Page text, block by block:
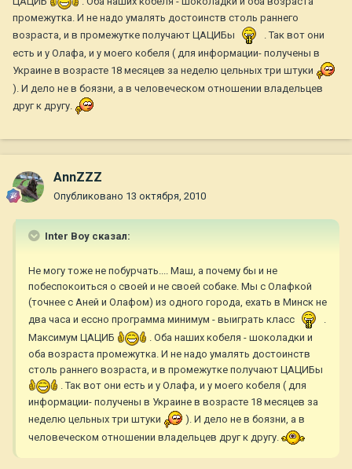
промежутка. И не надо умалять достоинств столь раннего
возраста, и в промежутке получают ЦАЦИБы
. Так вот они
есть и у Олафа, и у моего кобеля ( для информации- получены в
Украине в возрасте 18 месяцев за неделю цельных три штуки
). И дело не в боязни, а в человеческом отношении владельцев
друг к другу.
AnnZZZ
Опубликовано 13 октября, 2010
Inter Boy сказал:
Не могу тоже не побурчать.... Маш, а почему бы и не
побеспокоиться о своей и не своей собаке. Мы с Олафкой
(точнее с Аней и Олафом) из одного города, ехать в Минск не
два часа и ессно программа минимум - выиграть класс
.
Максимум ЦАЦИБ
. Оба наших кобеля - шоколадки и
оба возраста промежутка. И не надо умалять достоинств
столь раннего возраста, и в промежутке получают ЦАЦИБы
. Так вот они есть и у Олафа, и у моего кобеля ( для
информации- получены в Украине в возрасте 18 месяцев за
неделю цельных три штуки
). И дело не в боязни, а в
человеческом отношении владельцев друг к другу.